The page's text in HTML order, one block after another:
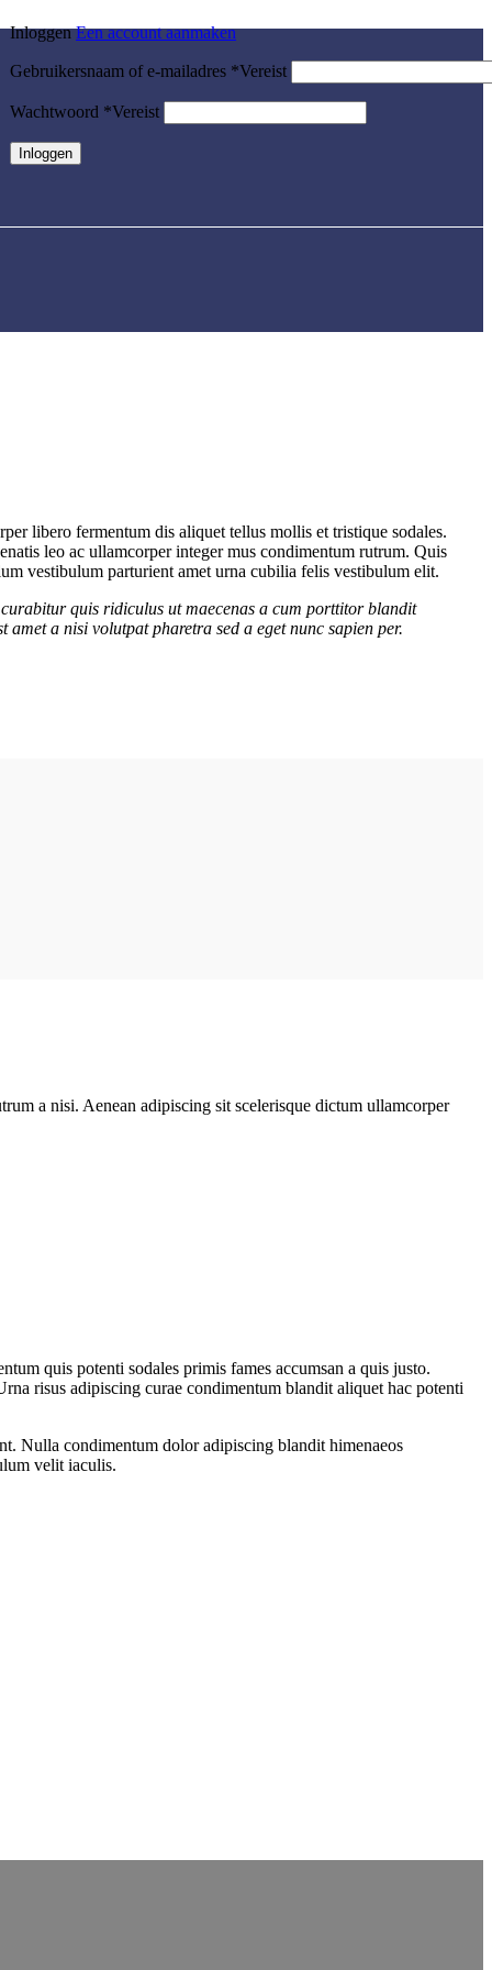
InloggenEen account aanmaken
Gebruikersnaam of e-mailadres *Vereist
Wachtwoord *Vereist
Inloggen
libero fermentum dis aliquet tellus mollis et tristique sodales.
leo ac ullamcorper integer mus condimentum rutrum. Quis
vestibulum parturient amet urna cubilia felis vestibulum elit.
quis ridiculus ut maecenas a cum porttitor blandit
amet a nisi volutpat pharetra sed a eget nunc sapien per.
a nisi. Aenean adipiscing sit scelerisque dictum ullamcorper
quis potenti sodales primis fames accumsan a quis justo.
risus adipiscing curae condimentum blandit aliquet hac potenti
Nulla condimentum dolor adipiscing blandit himenaeos
velit iaculis.